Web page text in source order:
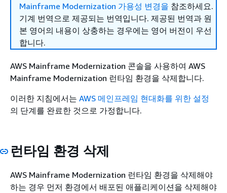
Mainframe Modernization 가용성 변경을 참조하세요.
기계 번역으로 제공되는 번역입니다. 제공된 번역과 원
본 영어의 내용이 상충하는 경우에는 영어 버전이 우선
합니다.
AWS Mainframe Modernization 콘솔을 사용하여 AWS
Mainframe Modernization 런타임 환경을 삭제합니다.
이러한 지침에서는 AWS 메인프레임 현대화를 위한 설정
의 단계를 완료한 것으로 가정합니다.
런타임 환경 삭제
AWS Mainframe Modernization 런타임 환경을 삭제해야
하는 경우 먼저 환경에서 배포된 애플리케이션을 삭제해야